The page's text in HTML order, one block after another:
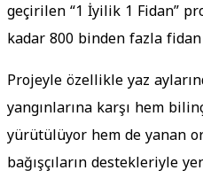
geçirilen “1 İyilik 1 Fidan”
kadar 800 binden fazla
Projeyle özellikle yaz
yangınlarına karşı hem
yürütülüyor hem de yanan
bağışçıların destekleriyle